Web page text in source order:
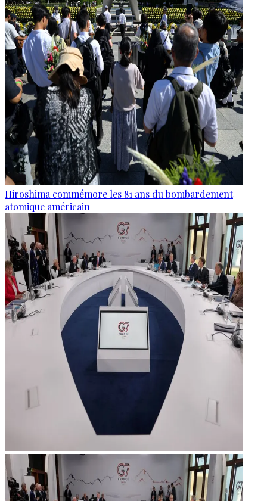
Hiroshima commémore les 81 ans du bombardement
atomique américain